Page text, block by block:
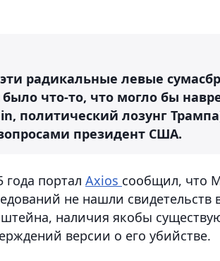
радикальные левые
что-то, что могло бы
политический лозунг
президент США.
года портал Axios сообщил, что
не нашли
наличия якобы
версии о его убийстве.